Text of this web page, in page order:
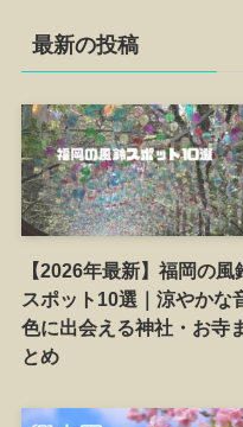
最新の投稿
【2026年最新】福岡の風
スポット10選｜涼やかな
色に出会える神社・お寺
とめ